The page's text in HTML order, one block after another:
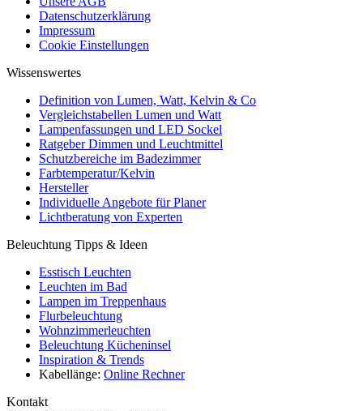
Datenschutzerklärung
Impressum
Cookie Einstellungen
Wissenswertes
Definition von Lumen, Watt, Kelvin & Co
Vergleichstabellen Lumen und Watt
Lampenfassungen und LED Sockel
Ratgeber Dimmen und Leuchtmittel
Schutzbereiche im Badezimmer
Farbtemperatur/Kelvin
Hersteller
Individuelle Angebote für Planer
Lichtberatung von Experten
Beleuchtung Tipps & Ideen
Esstisch Leuchten
Leuchten im Bad
Lampen im Treppenhaus
Flurbeleuchtung
Wohnzimmerleuchten
Beleuchtung Kücheninsel
Inspiration & Trends
Kabellänge: Online Rechner
Kontakt